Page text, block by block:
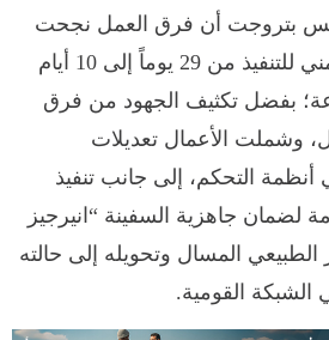
بتروجت أن فرق العمل نجحت
في ضغط البرنامج الزمني للتنفيذ من 29 يوماً إلى 10 أيام
مدار 24 ساعة؛ بفضل تكثيف الجهود من فرق
وشملت الأعمال تعديلات
أنظمة التحكم، إلى جانب تنفيذ
لضمان جاهزية السفينة “انيرجيز
الطبيعي المسال وتحويله إلى حالته
الشبكة القومية.